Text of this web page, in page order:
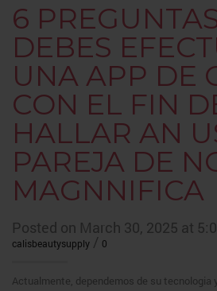
6
DEBES
UNA APP DE
CON EL FIN
HALLAR AN
PAREJA DE
MAGNNIFICA
Posted on March 30, 2025 at
calisbeautysupply / 0
Actualmente, dependemos de su tecnologia